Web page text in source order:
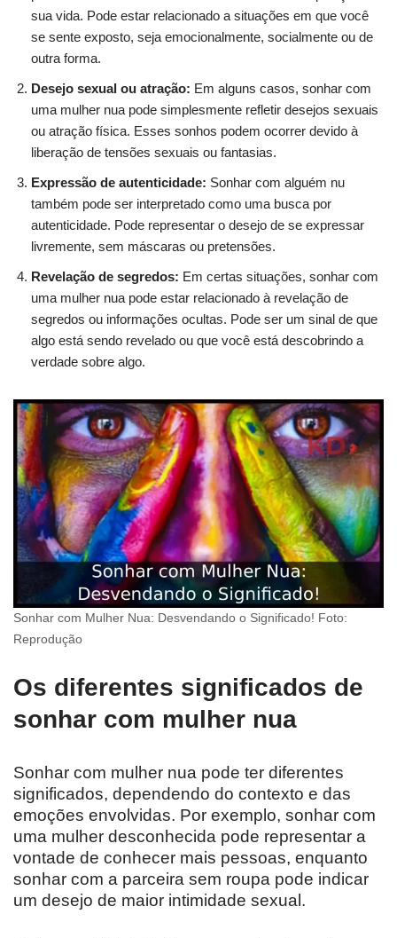
sua vida. Pode estar relacionado a situações em que você
se sente exposto, seja emocionalmente, socialmente ou de
outra forma.
Desejo sexual ou atração: Em alguns casos, sonhar com
uma mulher nua pode simplesmente refletir desejos sexuais
ou atração física. Esses sonhos podem ocorrer devido à
liberação de tensões sexuais ou fantasias.
Expressão de autenticidade: Sonhar com alguém nu
também pode ser interpretado como uma busca por
autenticidade. Pode representar o desejo de se expressar
livremente, sem máscaras ou pretensões.
Revelação de segredos: Em certas situações, sonhar com
uma mulher nua pode estar relacionado à revelação de
segredos ou informações ocultas. Pode ser um sinal de que
algo está sendo revelado ou que você está descobrindo a
verdade sobre algo.
Sonhar com Mulher Nua: Desvendando o Significado! Foto:
Reprodução
Os diferentes significados de
sonhar com mulher nua
Sonhar com mulher nua pode ter diferentes
significados, dependendo do contexto e das
emoções envolvidas. Por exemplo, sonhar com
uma mulher desconhecida pode representar a
vontade de conhecer mais pessoas, enquanto
sonhar com a parceira sem roupa pode indicar
um desejo de maior intimidade sexual.